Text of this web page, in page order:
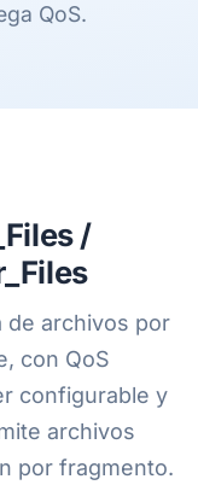
QoS.
/
de archivos por
con QoS
configurable y
archivos
por fragmento.